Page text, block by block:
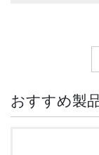
おすすめ製